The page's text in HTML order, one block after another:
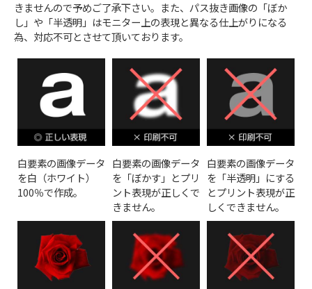
きませんので予めご了承下さい。また、パス抜き画像の「ぼか
し」や「半透明」はモニター上の表現と異なる仕上がりになる
為、対応不可とさせて頂いております。
白要素の画像データ
を白（ホワイト）
100％で作成。
白要素の画像データ
を「ぼかす」とプリ
ント表現が正しくで
きません。
白要素の画像データ
を「半透明」にする
とプリント表現が正
しくできません。